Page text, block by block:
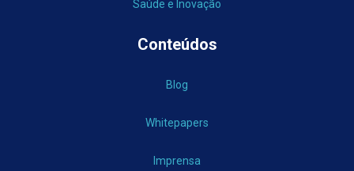
Saúde e Inovação
Conteúdos
Blog
Whitepapers
Imprensa